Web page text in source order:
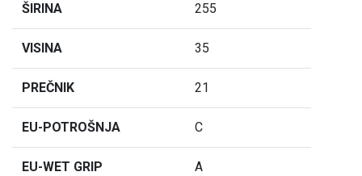
ŠIRINA 255
VISINA 35
PREČNIK 21
EU-POTROŠNJA C
EU-WET GRIP A